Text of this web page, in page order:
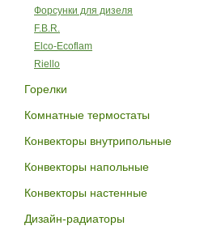
Форсунки для дизеля
F.B.R.
Elco-Ecoflam
Riello
Горелки
Комнатные термостаты
Конвекторы внутрипольные
Конвекторы напольные
Конвекторы настенные
Дизайн-радиаторы